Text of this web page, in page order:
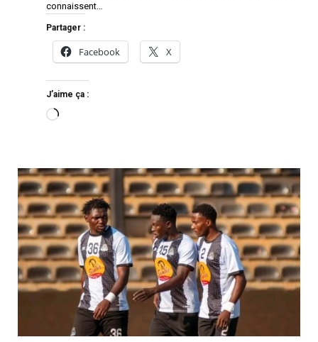
connaissent…
Partager :
Facebook X
J’aime ça :